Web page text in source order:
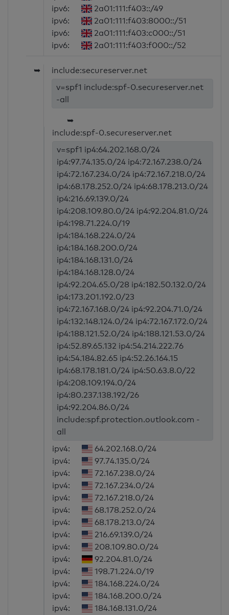
ipv6:
2a01:111:f403::/49
ipv6:
2a01:111:f403:8000::/51
ipv6:
2a01:111:f403:c000::/51
ipv6:
2a01:111:f403:f000::/52
➥
include:secureserver.net
v=spf1 include:spf-0.secureserver.net
-all
➥
include:spf-0.secureserver.net
v=spf1 ip4:64.202.168.0/24
ip4:97.74.135.0/24 ip4:72.167.238.0/24
ip4:72.167.234.0/24 ip4:72.167.218.0/24
ip4:68.178.252.0/24 ip4:68.178.213.0/24
ip4:216.69.139.0/24
ip4:208.109.80.0/24 ip4:92.204.81.0/24
ip4:198.71.224.0/19
ip4:184.168.224.0/24
ip4:184.168.200.0/24
ip4:184.168.131.0/24
ip4:184.168.128.0/24
ip4:92.204.65.0/28 ip4:182.50.132.0/24
ip4:173.201.192.0/23
ip4:72.167.168.0/24 ip4:92.204.71.0/24
ip4:132.148.124.0/24 ip4:72.167.172.0/24
ip4:188.121.52.0/24 ip4:188.121.53.0/24
ip4:52.89.65.132 ip4:54.214.222.76
ip4:54.184.82.65 ip4:52.26.164.15
ip4:68.178.181.0/24 ip4:50.63.8.0/22
ip4:208.109.194.0/24
ip4:80.237.138.192/26
ip4:92.204.86.0/24
include:spf.protection.outlook.com -
all
ipv4:
64.202.168.0/24
ipv4:
97.74.135.0/24
ipv4:
72.167.238.0/24
ipv4:
72.167.234.0/24
ipv4:
72.167.218.0/24
ipv4:
68.178.252.0/24
ipv4:
68.178.213.0/24
ipv4:
216.69.139.0/24
ipv4:
208.109.80.0/24
ipv4:
92.204.81.0/24
ipv4:
198.71.224.0/19
ipv4:
184.168.224.0/24
ipv4:
184.168.200.0/24
ipv4:
184.168.131.0/24